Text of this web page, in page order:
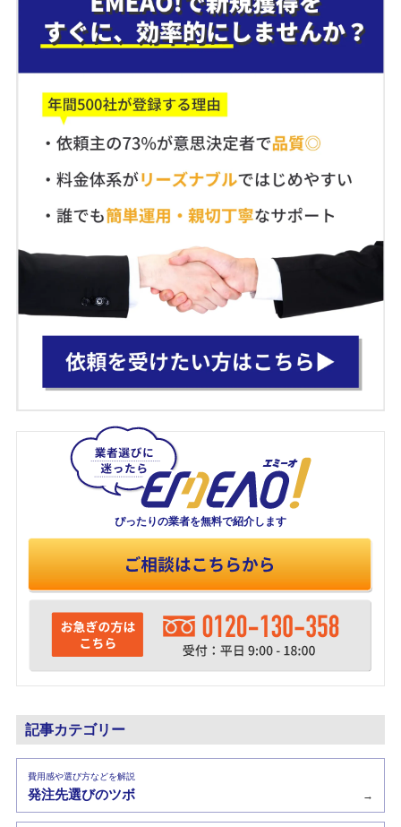
ぴったりの業者を無料で紹介します
記事カテゴリー
費用感や選び方などを解説
発注先選びのツボ →